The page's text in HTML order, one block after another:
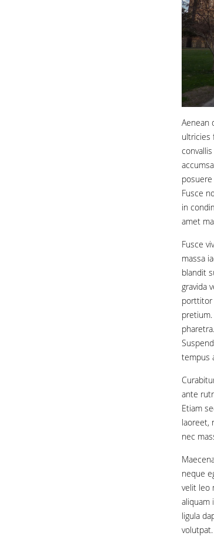
Aenean
ultricies
Fusce
in
amet
Fusce
massa
blandit
gravida
porttitor
tempus
ante
Etiam
laoreet,
nec
neque
velit leo
aliquam
ligula